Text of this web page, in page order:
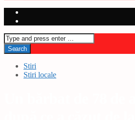
Stiri
Stiri locale